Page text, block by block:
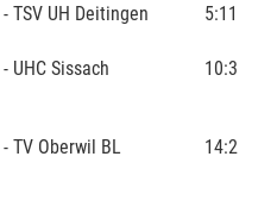
- TSV UH Deitingen 5:11
- UHC Sissach 10:3
- TV Oberwil BL 14:2